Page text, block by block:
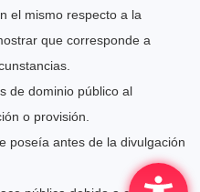
el mismo respecto a la
que corresponde a
de dominio público al
o provisión.
poseía antes de la divulgación